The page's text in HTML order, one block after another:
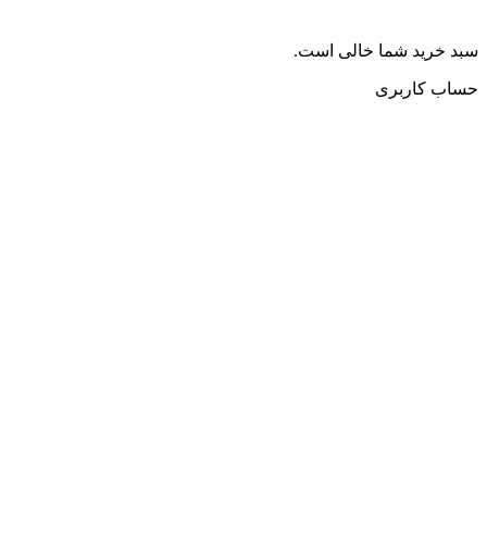
سبد خرید شما خالی است.
حساب کاربری